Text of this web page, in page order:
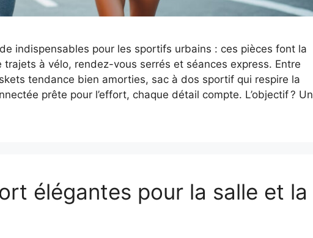
indispensables pour les sportifs urbains : ces pièces font la
à vélo, rendez-vous serrés et séances express. Entre
tendance bien amorties, sac à dos sportif qui respire la
prête pour l’effort, chaque détail compte. L’objectif ? Un
élégantes pour la salle et la